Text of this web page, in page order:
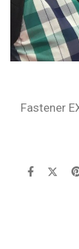
Fastener